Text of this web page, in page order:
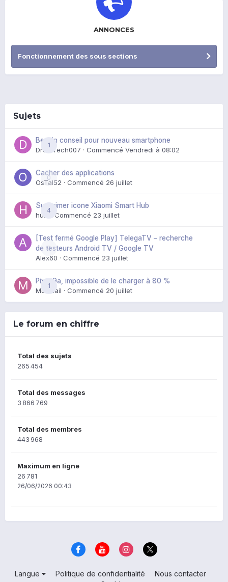
ANNONCES
Fonctionnement des sous sections
Sujets
1
Besoin conseil pour nouveau smartphone
DroidTech007 · Commencé Vendredi à 08:02
0
Cacher des applications
OsTal52 · Commencé 26 juillet
4
Supprimer icone Xiaomi Smart Hub
huik · Commencé 23 juillet
0
[Test fermé Google Play] TelegaTV – recherche
de testeurs Android TV / Google TV
Alex60 · Commencé 23 juillet
1
Pixel 9a, impossible de le charger à 80 %
Mozmail · Commencé 20 juillet
Le forum en chiffre
Total des sujets
265 454
Total des messages
3 866 769
Total des membres
443 968
Maximum en ligne
26 781
26/06/2026 00:43
Langue Politique de confidentialité
Nous contacter